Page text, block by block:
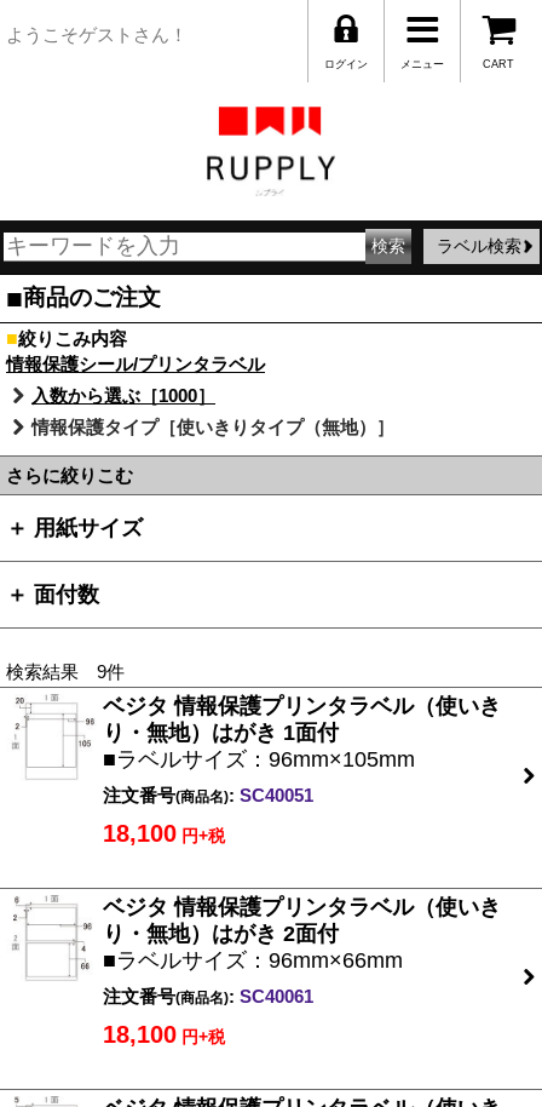
ようこそゲストさん！
CART
メニュー
ログイン
ラベル検索
■商品のご注文
■絞りこみ内容
情報保護シール/プリンタラベル
入数から選ぶ［1000］
情報保護タイプ［使いきりタイプ（無地）］
さらに絞りこむ
＋ 用紙サイズ
＋ 面付数
検索結果 9件
ベジタ 情報保護プリンタラベル（使いき
り・無地）はがき 1面付
■ラベルサイズ：96mm×105mm
注文番号(商品名): SC40051
18,100 円+税
ベジタ 情報保護プリンタラベル（使いき
り・無地）はがき 2面付
■ラベルサイズ：96mm×66mm
注文番号(商品名): SC40061
18,100 円+税